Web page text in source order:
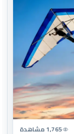
1,765 مشاهدة